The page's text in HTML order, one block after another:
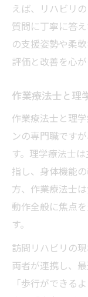
えば、リハビリ
質問に丁寧に答
の支援姿勢や柔
評価と改善を心
作業療法士と理
作業療法士と理
ンの専門職です
す。理学療法士
指し、身体機能
方、作業療法士
動作全般に焦点
す。
訪問リハビリの
両者が連携し、
「歩行ができる